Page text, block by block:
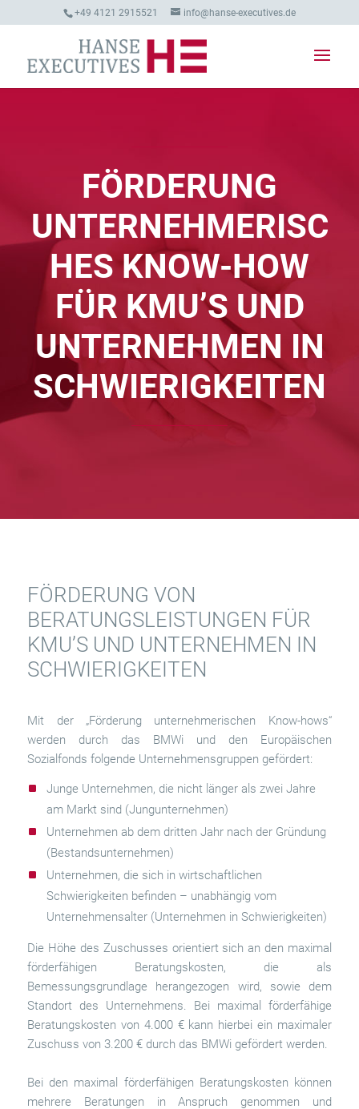
+49 4121 2915521 info@hanse-executives.de
FÖRDERUNG
UNTERNEHMERISC
HES KNOW-HOW
FÜR KMU’S UND
UNTERNEHMEN IN
SCHWIERIGKEITEN
FÖRDERUNG VON
BERATUNGSLEISTUNGEN FÜR
KMU’S UND UNTERNEHMEN IN
SCHWIERIGKEITEN
Mit der „Förderung unternehmerischen Know-hows“
werden durch das BMWi und den Europäischen
Sozialfonds folgende Unternehmensgruppen gefördert:
Junge Unternehmen, die nicht länger als zwei Jahre
am Markt sind (Jungunternehmen)
Unternehmen ab dem dritten Jahr nach der Gründung
(Bestandsunternehmen)
Unternehmen, die sich in wirtschaftlichen
Schwierigkeiten befinden – unabhängig vom
Unternehmensalter (Unternehmen in Schwierigkeiten)
Die Höhe des Zuschusses orientiert sich an den maximal
förderfähigen Beratungskosten, die als
Bemessungsgrundlage herangezogen wird, sowie dem
Standort des Unternehmens. Bei maximal förderfähige
Beratungskosten von 4.000 € kann hierbei ein maximaler
Zuschuss von 3.200 € durch das BMWi gefördert werden.
Bei den maximal förderfähigen Beratungskosten können
mehrere Beratungen in Anspruch genommen und